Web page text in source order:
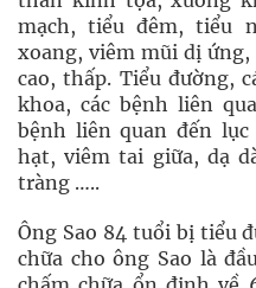
mạch, tiểu đêm, tiểu
xoang, viêm mũi dị
cao, thấp. Tiểu đường,
khoa, các bệnh liên
bệnh liên quan đến
hạt, viêm tai giữa, dạ
tràng …..
Ông Sao 84 tuổi bị tiểu
chữa cho ông Sao là